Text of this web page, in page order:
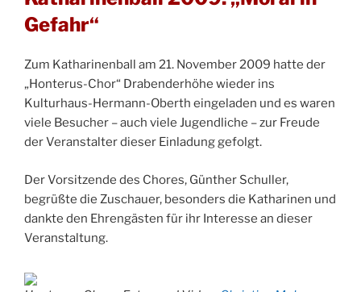
Gefahr“
Zum Katharinenball am 21. November 2009 hatte der
„Honterus-Chor“ Drabenderhöhe wieder ins
Kulturhaus-Hermann-Oberth eingeladen und es waren
viele Besucher – auch viele Jugendliche – zur Freude
der Veranstalter dieser Einladung gefolgt.
Der Vorsitzende des Chores, Günther Schuller,
begrüßte die Zuschauer, besonders die Katharinen und
dankte den Ehrengästen für ihr Interesse an dieser
Veranstaltung.